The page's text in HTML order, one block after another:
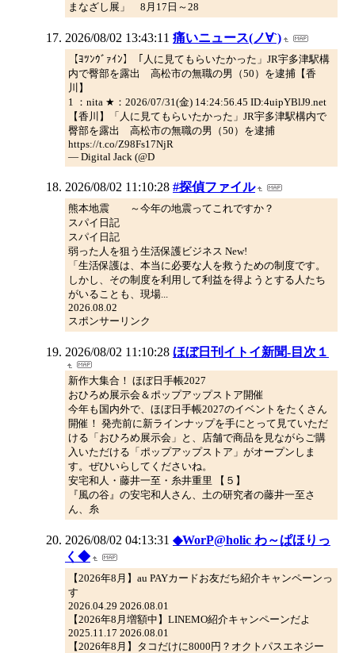
まなざし展」 8月17日～28
2026/08/02 13:43:11 痛いニュース(ノ∀`)
【ﾖﾂﾝｳﾞｧｲﾝ】「人に見てもらいたかった」JR宇多津駅構
内で臀部を露出 高松市の無職の男（50）を逮捕【香
川】
1 ：nita ★：2026/07/31(金) 14:24:56.45 ID:4uipYBlJ9.net
【香川】「人に見てもらいたかった」JR宇多津駅構内で
臀部を露出 高松市の無職の男（50）を逮捕
https://t.co/Z98Fs17NjR
— Digital Jack (@D
2026/08/02 11:10:28 #探偵ファイル
熊本地震 ～今年の地震ってこれですか？
スパイ日記
スパイ日記
弱った人を狙う生活保護ビジネス New!
「生活保護は、本当に必要な人を救うための制度です。
しかし、その制度を利用して利益を得ようとする人たち
がいることも、現場...
2026.08.02
スポンサーリンク
2026/08/02 11:10:28 ほぼ日刊イトイ新聞-目次１
新作大集合！ ほぼ日手帳2027
おひろめ展示会＆ポップアップストア開催
今年も国内外で、ほぼ日手帳2027のイベントをたくさん
開催！ 発売前に新ラインナップを手にとって見ていただ
ける「おひろめ展示会」と、店舗で商品を見ながらご購
入いただける「ポップアップストア」がオープンしま
す。ぜひいらしてくださいね。
安宅和人・藤井一至・糸井重里 【５】
『風の谷』の安宅和人さん、土の研究者の藤井一至さ
ん、糸
2026/08/02 04:13:31 ◆WorP@holic わ～ぱほりっ
く◆
【2026年8月】au PAYカードお友だち紹介キャンペーンっ
す
2026.04.29 2026.08.01
【2026年8月増額中】LINEMO紹介キャンペーンだよ
2025.11.17 2026.08.01
【2026年8月】タコだけに8000円？オクトパスエネジー